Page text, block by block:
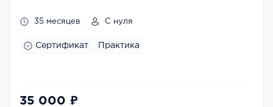
35 месяцев С нуля
Сертификат Практика
35 000 ₽